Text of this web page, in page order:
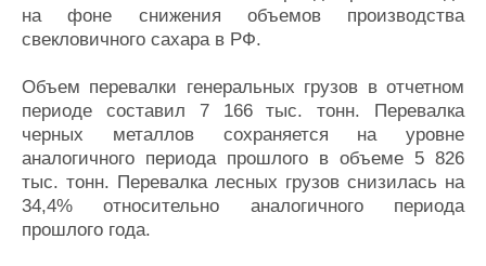
на фоне снижения объемов производства
свекловичного сахара в РФ.
Объем перевалки генеральных грузов в отчетном
периоде составил 7 166 тыс. тонн. Перевалка
черных металлов сохраняется на уровне
аналогичного периода прошлого в объеме 5 826
тыс. тонн. Перевалка лесных грузов снизилась на
34,4% относительно аналогичного периода
прошлого года.